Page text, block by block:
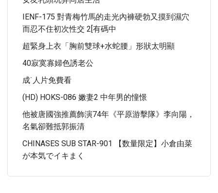
IENF-175 對青梅竹馬的走光內褲硬勃又摸到濕穴
而忍不住初次性交 2[有碼中
超緊身上衣「胸前雙球+水蛇腰」形狀太明顯
40寂寞寡婦色誘老公
成˙人片免費看
(HD) HOKS-086 嫩妻2 中年男的憧憬
他被唐國強推薦飾演74年《平原游擊隊》李向陽，
名氣卻難抵郭振清
CHINASES SUB STAR-901 【数量限定】小倉由菜
が本気でイキまく